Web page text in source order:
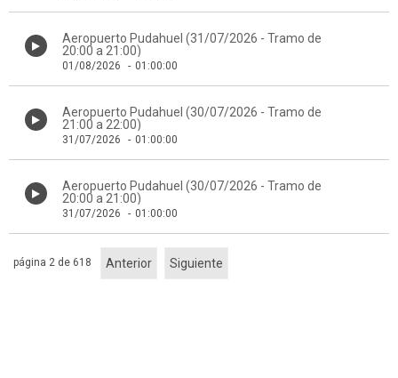
Aeropuerto Pudahuel (31/07/2026 - Tramo de
20:00 a 21:00)
01/08/2026 - 01:00:00
Aeropuerto Pudahuel (30/07/2026 - Tramo de
21:00 a 22:00)
31/07/2026 - 01:00:00
Aeropuerto Pudahuel (30/07/2026 - Tramo de
20:00 a 21:00)
31/07/2026 - 01:00:00
Anterior Siguiente
página 2 de 618